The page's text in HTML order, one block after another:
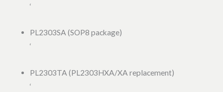
‘
PL2303SA (SOP8 package)
‘
PL2303TA (PL2303HXA/XA replacement)
‘